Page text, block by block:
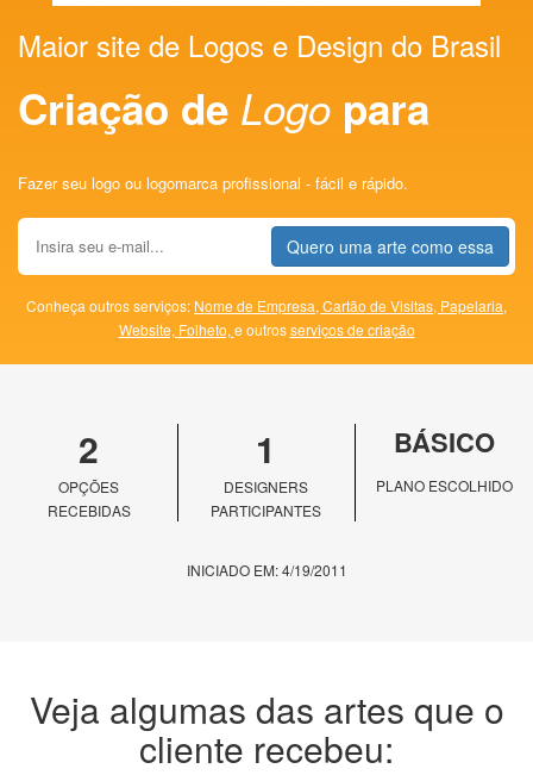
Maior site de Logos e Design do Brasil
Criação de Logo para
Fazer seu logo ou logomarca profissional - fácil e rápido.
Quero uma arte como essa
Conheça outros serviços: Nome de Empresa, Cartão de Visitas, Papelaria,
Website, Folheto, e outrosserviços de criação
2
OPÇÕES
RECEBIDAS
1
DESIGNERS
PARTICIPANTES
BÁSICO
PLANO ESCOLHIDO
INICIADO EM: 4/19/2011
Veja algumas das artes que o
cliente recebeu: